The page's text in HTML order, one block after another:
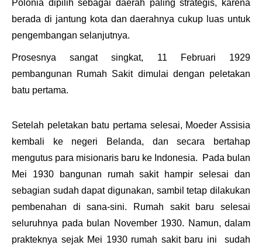
Polonia dipilih sebagai daerah paling strategis, karena
berada di jantung kota dan daerahnya cukup luas untuk
pengembangan selanjutnya.
Prosesnya sangat singkat, 11 Februari 1929
pembangunan Rumah Sakit dimulai dengan peletakan
batu pertama.
Setelah peletakan batu pertama selesai, Moeder Assisia
kembali ke negeri Belanda, dan secara bertahap
mengutus para misionaris baru ke Indonesia. Pada bulan
Mei 1930 bangunan rumah sakit hampir selesai dan
sebagian sudah dapat digunakan, sambil tetap dilakukan
pembenahan di sana-sini. Rumah sakit baru selesai
seluruhnya pada bulan November 1930. Namun, dalam
prakteknya sejak Mei 1930 rumah sakit baru ini sudah